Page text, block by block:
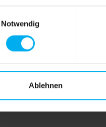
Notwendig
Ablehnen